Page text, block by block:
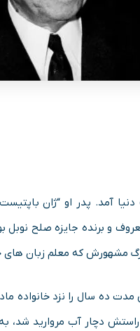
ژوئن ۱۹۰۵ در پاریس به دنیا آمد.
و برنده جایزه صلح
مشهورش که معلم زبان
کوچک از سال ۱۹۰۷ تا ۱۹۱۷، یعنی مدت
دچار آب مروارید شد،